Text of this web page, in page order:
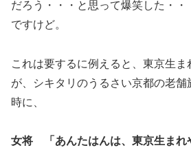
だろう・・・と思って爆笑した・
ですけど。
これは要するに例えると、東京生
が、シキタリのうるさい京都の老
時に、
女将 「あんたはんは、東京生まれ